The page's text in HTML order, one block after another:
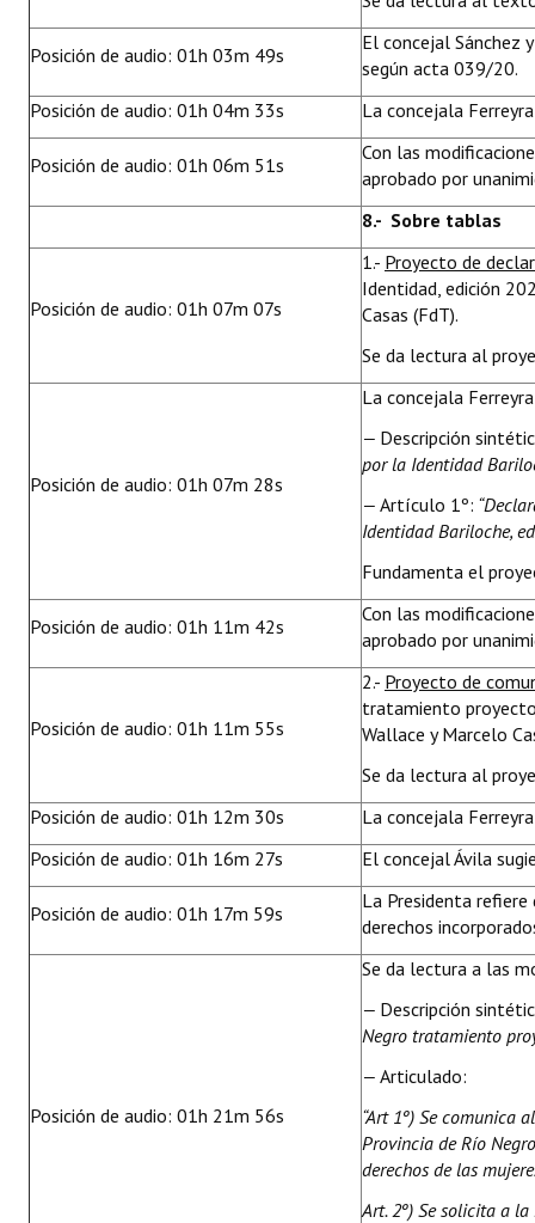
Posición de audio: 01h 03m 49s
El concejal Sánchez
según acta 039/20.
Posición de audio: 01h 04m 33s
La concejala
Posición de audio: 01h 06m 51s
Con las
aprobado por
8.- Sobre tablas
Posición de audio: 01h 07m 07s
1.- Proyecto de
Identidad, edición
Casas (FdT).
Se da lectura al
Posición de audio: 01h 07m 28s
La concejala
— Descripción
por la Identidad
— Artículo 1º:
Identidad Bariloche,
Fundamenta el
Posición de audio: 01h 11m 42s
Con las
aprobado por
Posición de audio: 01h 11m 55s
2.- Proyecto de
tratamiento proyecto
Wallace y Marcelo
Se da lectura al
Posición de audio: 01h 12m 30s
La concejala
Posición de audio: 01h 16m 27s
El concejal Ávila
Posición de audio: 01h 17m 59s
La Presidenta
derechos
Posición de audio: 01h 21m 56s
Se da lectura a las
— Descripción
Negro tratamiento
— Articulado:
“Art 1º) Se comunica
Provincia de Río
derechos de las
Art. 2º) Se solicita a